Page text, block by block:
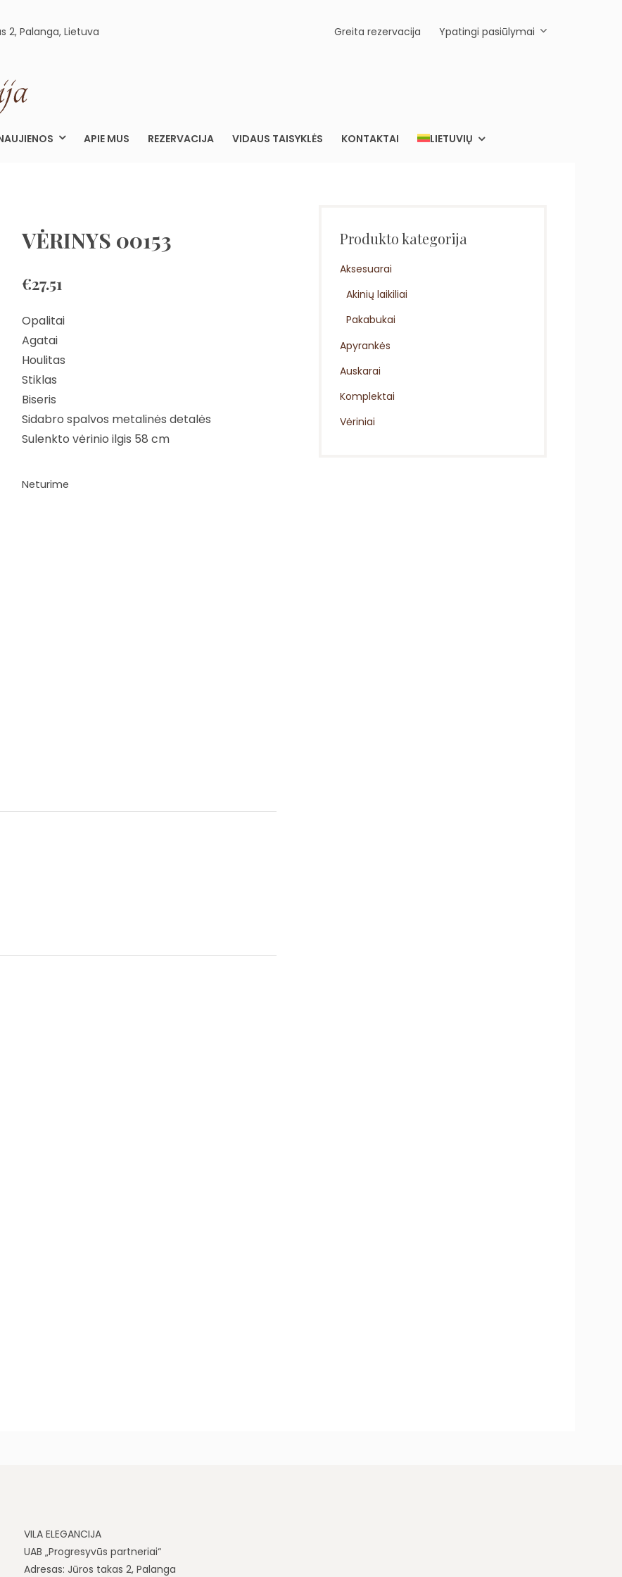
2, Palanga, Lietuva Greita rezervacija Ypatingi pasiūlymai
APIE MUS REZERVACIJA VIDAUS TAISYKLĖS KONTAKTAI LIETUVIŲ
VĖRINYS 00153
€27.51
Opalitai
Agatai
Houlitas
Stiklas
Biseris
Sidabro spalvos metalinės detalės
Sulenkto vėrinio ilgis 58 cm
Neturime
Produkto kategorija
Aksesuarai
Akinių laikiliai
Pakabukai
Apyrankės
Auskarai
Komplektai
Vėriniai
VILA ELEGANCIJA
UAB „Progresyvūs partneriai“
Adresas: Jūros takas 2, Palanga